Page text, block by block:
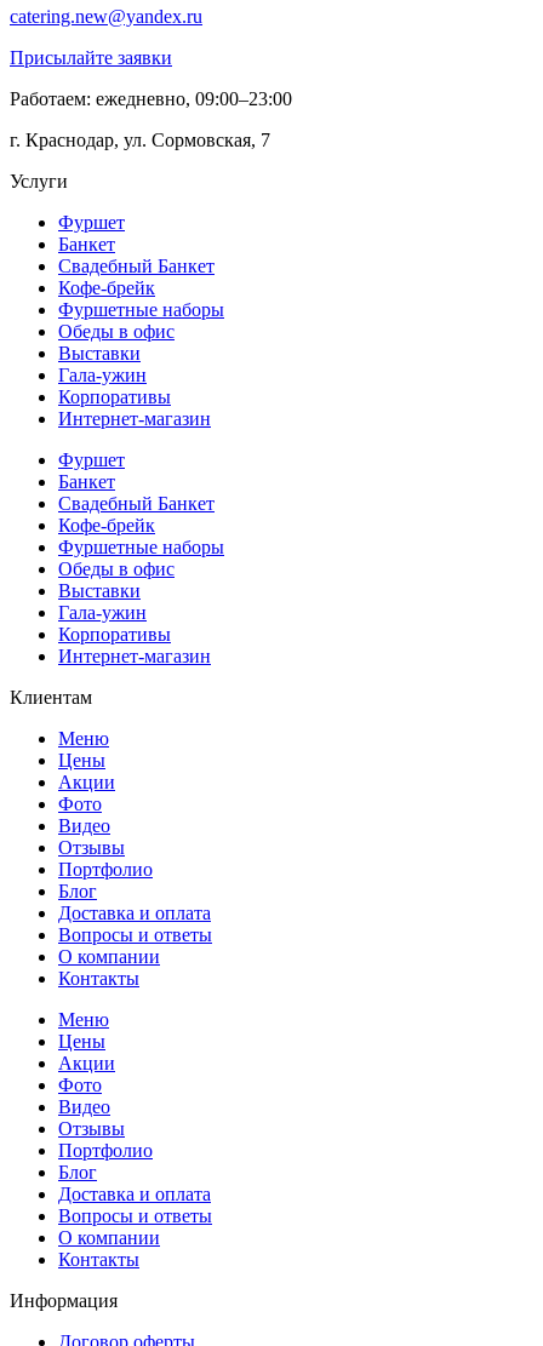
catering.new@yandex.ru
Присылайте заявки
Работаем: ежедневно, 09:00–23:00
г. Краснодар, ул. Сормовская, 7
Услуги
Фуршет
Банкет
Свадебный Банкет
Кофе-брейк
Фуршетные наборы
Обеды в офис
Выставки
Гала-ужин
Корпоративы
Интернет-магазин
Фуршет
Банкет
Свадебный Банкет
Кофе-брейк
Фуршетные наборы
Обеды в офис
Выставки
Гала-ужин
Корпоративы
Интернет-магазин
Клиентам
Меню
Цены
Акции
Фото
Видео
Отзывы
Портфолио
Блог
Доставка и оплата
Вопросы и ответы
О компании
Контакты
Меню
Цены
Акции
Фото
Видео
Отзывы
Портфолио
Блог
Доставка и оплата
Вопросы и ответы
О компании
Контакты
Информация
Договор оферты